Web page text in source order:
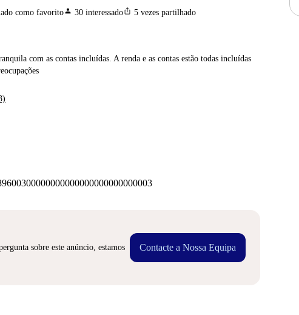
como favoritoperson 30 interessadoios_share 5 vezes partilhado
com as contas incluídas. A renda e as contas estão todas incluídas
sobre este anúncio, estamos
Contacte a Nossa Equipa